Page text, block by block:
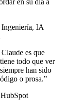
Ingeniería, IA
es que
todo que ver
han sido
o prosa.”